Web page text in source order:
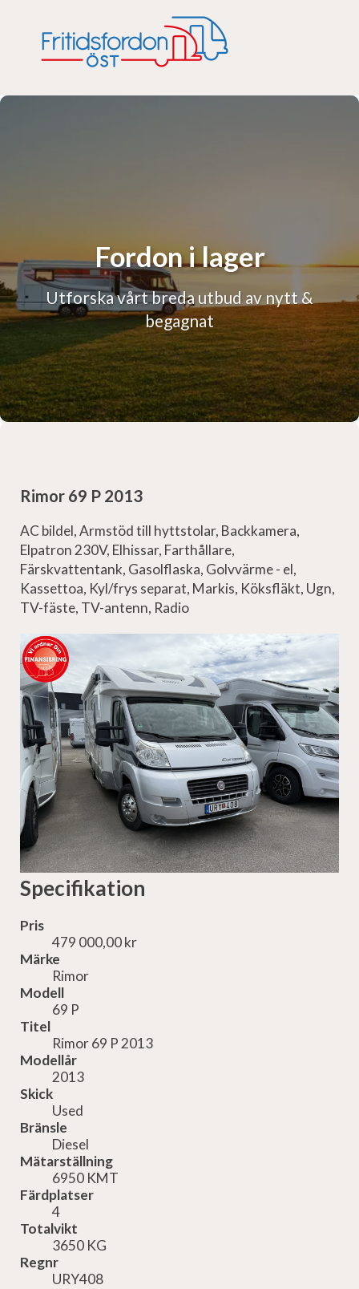
Fordon i lager
Utforska vårt breda utbud av nytt &
begagnat
Rimor 69 P 2013
AC bildel, Armstöd till hyttstolar, Backkamera,
Elpatron 230V, Elhissar, Farthållare,
Färskvattentank, Gasolflaska, Golvvärme - el,
Kassettoa, Kyl/frys separat, Markis, Köksfläkt, Ugn,
TV-fäste, TV-antenn, Radio
Specifikation
Pris
479 000,00 kr
Märke
Rimor
Modell
69 P
Titel
Rimor 69 P 2013
Modellår
2013
Skick
Used
Bränsle
Diesel
Mätarställning
6950 KMT
Färdplatser
4
Totalvikt
3650 KG
Regnr
URY408